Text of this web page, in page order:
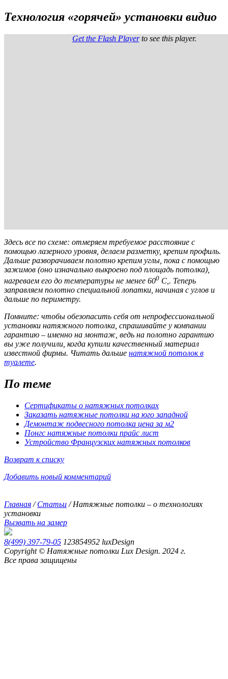
Технология «горячей» установки видио
Get the Flash Playerto see this player.
Здесь все по схеме: отмеряем требуемое расстояние с
помощью лазерного уровня, делаем разметку, крепим профиль.
Дальше разворачиваем полотно крепим углы, пока с помощью
зажимов (оно изначально выкроено под площадь потолка),
нагреваем его до температуры не менее 600 С,. Теперь
заправляем полотно специальной лопатки, начиная с углов и
дальше по периметру.
Помните: чтобы обезопасить себя от непрофессиональной
установки натяжного потолка, спрашивайте у компании
гарантию – именно на монтаж, ведь на полотно гарантию
вы уже получили, когда купили качественный материал
известной фирмы. Читать дальше натяжной потолок в
туалете.
По теме
Сертификаты о натяжных потолках
Заказать натяжные потолки на юго западной
Демонтаж подвесного потолка цена за м2
Понгс натяжные потолки прайс лист
Устройство Французских натяжных потолков
Возврат к списку
Добавить новый комментарий
Главная /Статьи /Натяжные потолки – о технологиях
установки
Вызвать на замер
8(499) 397-79-05 123854952 luxDesign
Copyright © Натяжные потолки Lux Design. 2024 г.
Все права защищены